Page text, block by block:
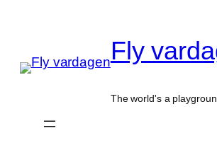
Fly
The world's a